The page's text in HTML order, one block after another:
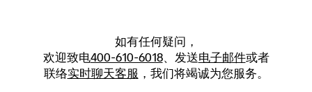
如有任何疑问，
欢迎致电400-610-6018、发送电子邮件或者
联络实时聊天客服 ，我们将竭诚为您服务。